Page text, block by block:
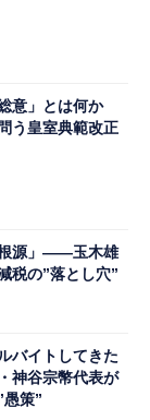
意」とは何か
う皇室典範改正
根源」――玉木雄
税の”落とし穴”
バイトしてきた
神谷宗幣代表が
策”